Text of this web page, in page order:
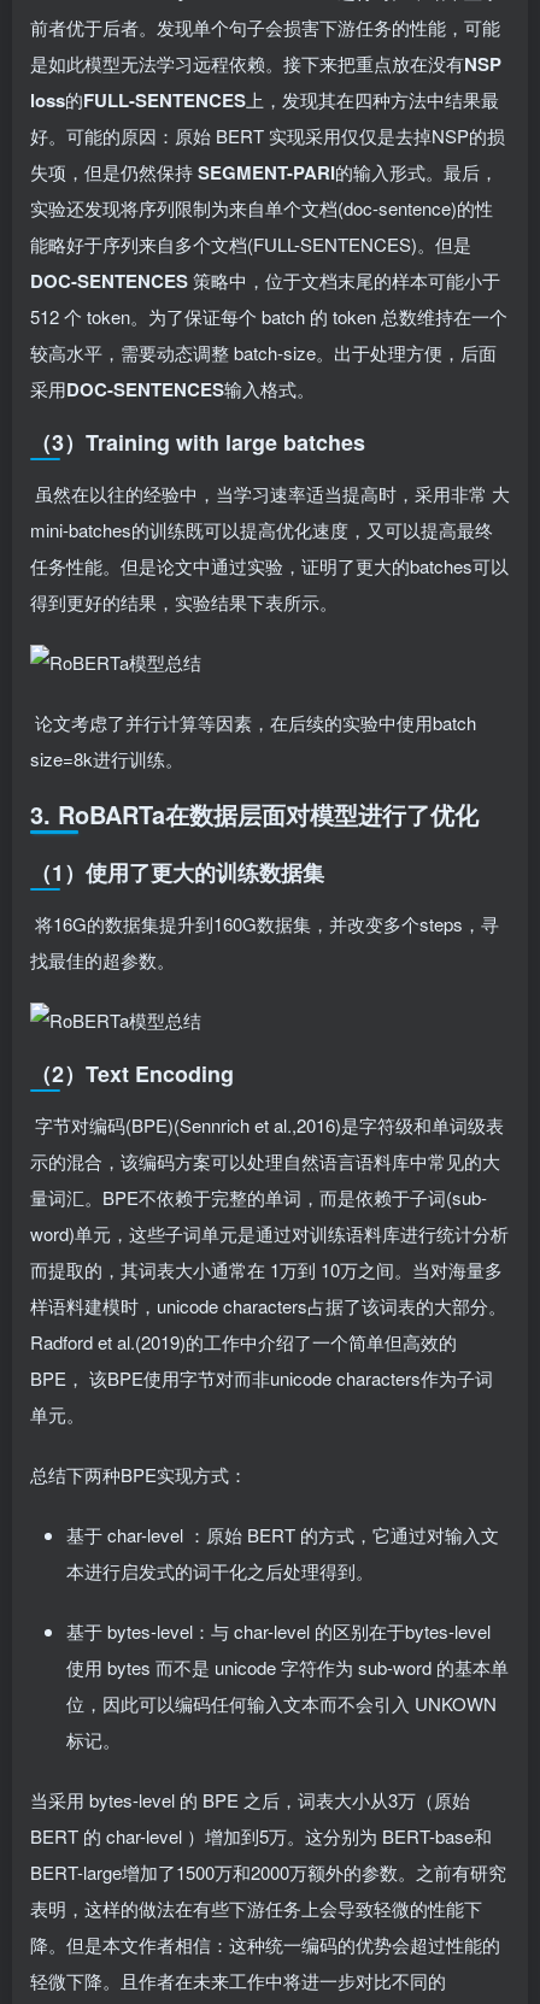
前者优于后者。发现单个句子会损害下游任务的性能，可能
是如此模型无法学习远程依赖。接下来把重点放在没有NSP
loss的FULL-SENTENCES 上，发现其在四种方法中结果最
好。可能的原因：原始 BERT 实现采用仅仅是去掉NSP的损
失项，但是仍然保持SEGMENT-PARI的输入形式。最后，
实验还发现将序列限制为来自单个文档(doc-sentence)的性
能略好于序列来自多个文档(FULL-SENTENCES)。但是
DOC-SENTENCES策略中，位于文档末尾的样本可能小于
512 个 token。为了保证每个 batch 的 token 总数维持在一个
较高水平，需要动态调整 batch-size。出于处理方便，后面
采用DOC-SENTENCES输入格式。
（3）Training with large batches
​ 虽然在以往的经验中，当学习速率适当提高时，采用非常 大
mini-batches的训练既可以提高优化速度，又可以提高最终
任务性能。但是论文中通过实验，证明了更大的batches可以
得到更好的结果，实验结果下表所示。
​ 论文考虑了并行计算等因素，在后续的实验中使用batch
size=8k进行训练。
3. RoBARTa在数据层面对模型进行了优化
（1）使用了更大的训练数据集
​ 将16G的数据集提升到160G数据集，并改变多个steps，寻
找最佳的超参数。
（2）Text Encoding
​ 字节对编码(BPE)(Sennrich et al.,2016)是字符级和单词级表
示的混合，该编码方案可以处理自然语言语料库中常见的大
量词汇。BPE不依赖于完整的单词，而是依赖于子词(sub-
word)单元，这些子词单元是通过对训练语料库进行统计分析
而提取的，其词表大小通常在 1万到 10万之间。当对海量多
样语料建模时，unicode characters占据了该词表的大部分。
Radford et al.(2019)的工作中介绍了一个简单但高效的
BPE， 该BPE使用字节对而非unicode characters作为子词
单元。
总结下两种BPE实现方式：
基于 char-level ：原始 BERT 的方式，它通过对输入文
本进行启发式的词干化之后处理得到。
基于 bytes-level：与 char-level 的区别在于bytes-level
使用 bytes 而不是 unicode 字符作为 sub-word 的基本单
位，因此可以编码任何输入文本而不会引入 UNKOWN
标记。
当采用 bytes-level 的 BPE 之后，词表大小从3万（原始
BERT 的 char-level ）增加到5万。这分别为 BERT-base和
BERT-large增加了1500万和2000万额外的参数。之前有研究
表明，这样的做法在有些下游任务上会导致轻微的性能下
降。但是本文作者相信：这种统一编码的优势会超过性能的
轻微下降。且作者在未来工作中将进一步对比不同的